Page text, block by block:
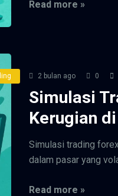
Read more »
2 bulan ago 0
Simulasi
Kerugian
Simulasi trading
dalam pasar yang
Read more »